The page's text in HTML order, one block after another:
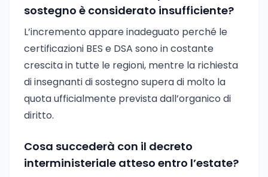
sostegno è considerato insufficiente?
L’incremento appare inadeguato perché le
certificazioni BES e DSA sono in costante
crescita in tutte le regioni, mentre la richiesta
di insegnanti di sostegno supera di molto la
quota ufficialmente prevista dall’organico di
diritto.
Cosa succederà con il decreto
interministeriale atteso entro l’estate?